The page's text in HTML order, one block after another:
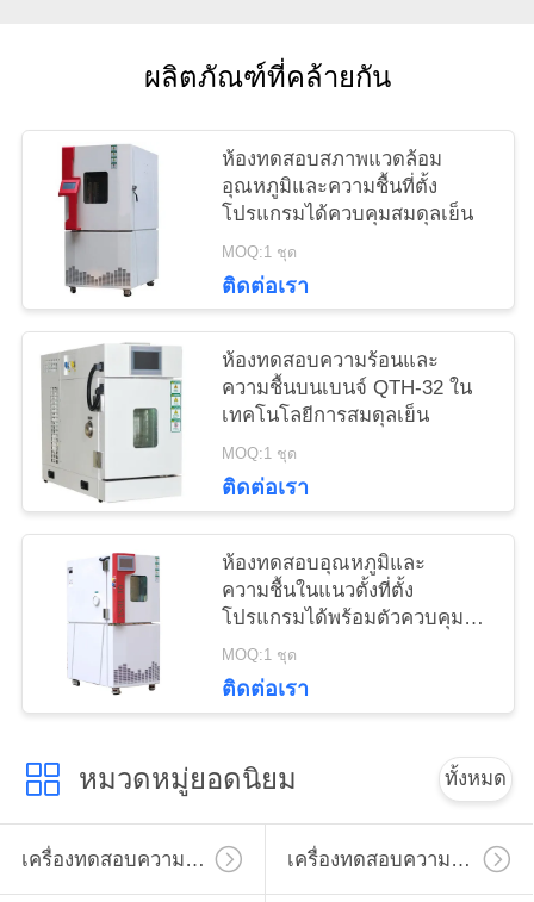
ผลิตภัณฑ์ที่คล้ายกัน
ห้องทดสอบสภาพแวดล้อม
อุณหภูมิและความชื้นที่ตั้ง
โปรแกรมได้ควบคุมสมดุลเย็น
MOQ:1 ชุด
ติดต่อเรา
ห้องทดสอบความร้อนและ
ความชื้นบนเบนจ์ QTH-32 ใน
เทคโนโลยีการสมดุลเย็น
MOQ:1 ชุด
ติดต่อเรา
ห้องทดสอบอุณหภูมิและ
ความชื้นในแนวตั้งที่ตั้ง
โปรแกรมได้พร้อมตัวควบคุม
หน้าจอสัมผัส
MOQ:1 ชุด
ติดต่อเรา
หมวดหมู่ยอดนิยม ทั้งหมด
เครื่องทดสอบความแข็งไมโครวิคเกอร์ เครื่องทดสอบความแข็งวิคเกอร์